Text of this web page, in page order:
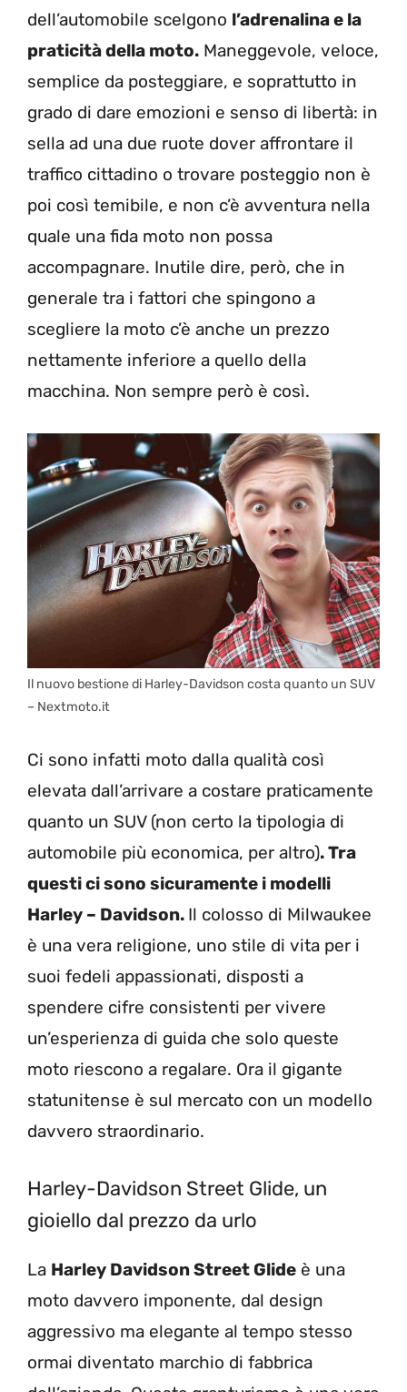
dell’automobile scelgono l’adrenalina e la
praticità della moto. Maneggevole, veloce,
semplice da posteggiare, e soprattutto in
grado di dare emozioni e senso di libertà: in
sella ad una due ruote dover affrontare il
traffico cittadino o trovare posteggio non è
poi così temibile, e non c’è avventura nella
quale una fida moto non possa
accompagnare. Inutile dire, però, che in
generale tra i fattori che spingono a
scegliere la moto c’è anche un prezzo
nettamente inferiore a quello della
macchina. Non sempre però è così.
Il nuovo bestione di Harley-Davidson costa quanto un SUV
– Nextmoto.it
Ci sono infatti moto dalla qualità così
elevata dall’arrivare a costare praticamente
quanto un SUV (non certo la tipologia di
automobile più economica, per altro). Tra
questi ci sono sicuramente i modelli
Harley – Davidson. Il colosso di Milwaukee
è una vera religione, uno stile di vita per i
suoi fedeli appassionati, disposti a
spendere cifre consistenti per vivere
un’esperienza di guida che solo queste
moto riescono a regalare. Ora il gigante
statunitense è sul mercato con un modello
davvero straordinario.
Harley-Davidson Street Glide, un
gioiello dal prezzo da urlo
La Harley Davidson Street Glide è una
moto davvero imponente, dal design
aggressivo ma elegante al tempo stesso
ormai diventato marchio di fabbrica